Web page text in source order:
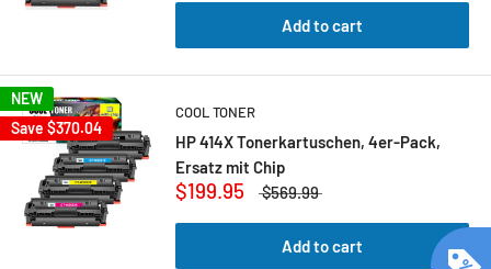
Add to cart
NEW
Save $370.04
COOL TONER
HP 414X Tonerkartuschen, 4er-Pack,
Ersatz mit Chip
$199.95 $569.99
Add to cart